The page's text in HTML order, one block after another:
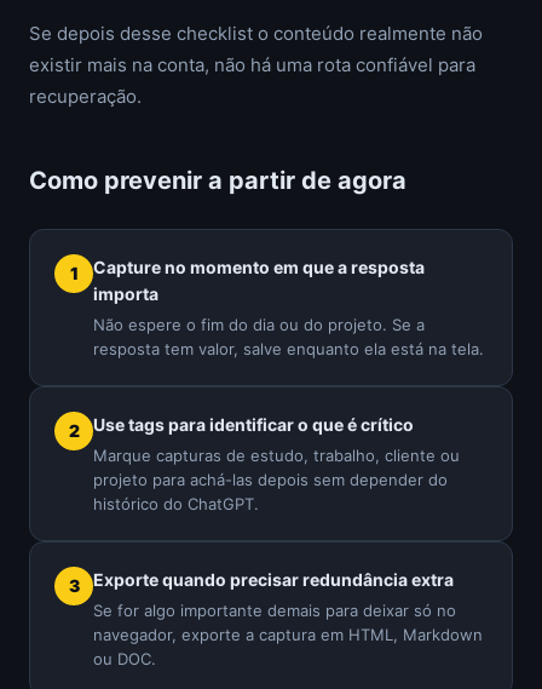
Se depois desse checklist o conteúdo realmente não
existir mais na conta, não há uma rota confiável para
recuperação.
Como prevenir a partir de agora
Capture no momento em que a resposta
importa
Não espere o fim do dia ou do projeto. Se a
resposta tem valor, salve enquanto ela está na tela.
Use tags para identificar o que é crítico
Marque capturas de estudo, trabalho, cliente ou
projeto para achá-las depois sem depender do
histórico do ChatGPT.
Exporte quando precisar redundância extra
Se for algo importante demais para deixar só no
navegador, exporte a captura em HTML, Markdown
ou DOC.